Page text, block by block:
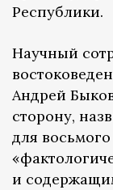
Республики.
Научный
Андрей
сторону,
для
и